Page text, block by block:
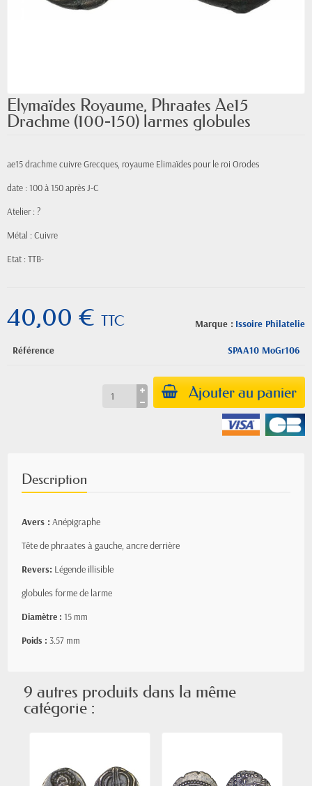
Elymaïdes Royaume, Phraates Ae15
Drachme (100-150) larmes globules
ae15 drachme cuivre Grecques, royaume Elimaïdes pour le roi Orodes
date : 100 à 150 après J-C
Atelier : ?
Métal : Cuivre
Etat : TTB-
Marque : Issoire Philatelie
40,00 € TTC
Référence SPAA10 MoGr106
Ajouter au panier
Description
Avers : Anépigraphe
Tête de phraates à gauche, ancre derrière
Revers: Légende illisible
globules forme de larme
Diamètre : 15 mm
Poids : 3.57 mm
9 autres produits dans la même
catégorie :